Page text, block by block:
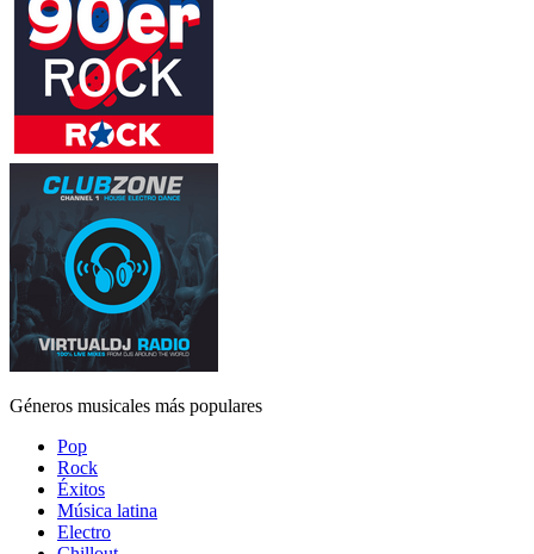
Géneros musicales más populares
Pop
Rock
Éxitos
Música latina
Electro